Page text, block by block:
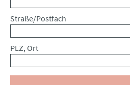
Straße/Postfach
PLZ, Ort